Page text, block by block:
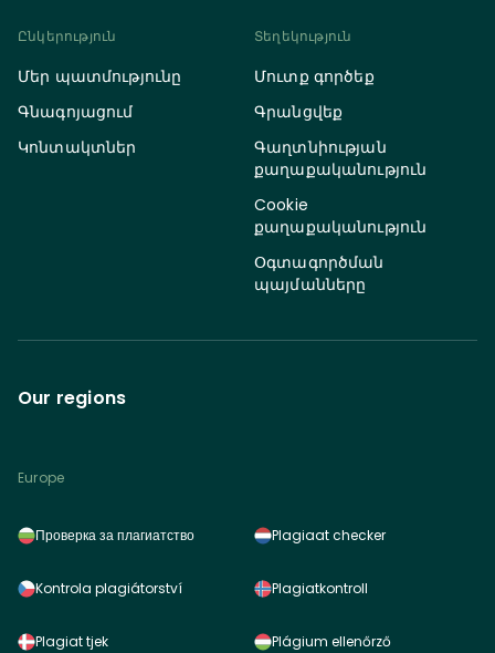
Ընկերություն
Մեր պատմությունը
Գնագոյացում
Կոնտակտներ
Տեղեկություն
Մուտք գործեք
Գրանցվեք
Գաղտնիության
քաղաքականություն
Cookie
քաղաքականություն
Օգտագործման
պայմանները
Our regions
Europe
Проверка за плагиатство
Kontrola plagiátorství
Plagiat tjek
Plagiaat checker
Plagiatkontroll
Plágium ellenőrző